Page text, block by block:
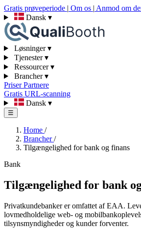
Gratis prøveperiode | Om os | Anmod om
Dansk ▾
Løsninger▾
Tjenester▾
Ressourcer▾
Brancher▾
PriserPartnere
Gratis URL-scanning
Dansk ▾
☰
Home /
Brancher/
Tilgængelighed for bank og finans
Bank
Tilgængelighed for bank
Privatkundebanker er omfattet af EAA.
lovmedholdelige web- og
tilsynsmyndigheder og kunder forventer.